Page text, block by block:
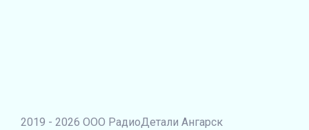
2019 - 2026 ООО РадиоДетали Ангарск